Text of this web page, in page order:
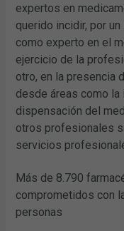
expertos en
querido incidir, por
como experto en el
ejercicio de la
otro, en la presencia
desde áreas como
dispensación del
otros profesionales
servicios
Más de 8.790
comprometidos con
personas